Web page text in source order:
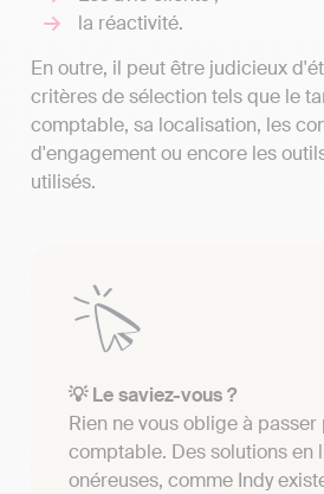
la réactivité.
En outre, il peut être judicieux
critères de sélection tels que le
comptable, sa localisation, les
d'engagement ou encore les
utilisés.
💡 Le saviez-vous ?
Rien ne vous oblige à
comptable. Des solutions en
onéreuses, comme Indy